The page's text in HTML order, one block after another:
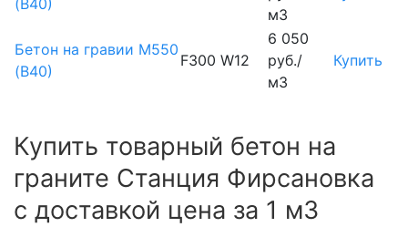
(В40)
м3
Бетон на гравии М550
(В40)
F300 W12
6 050
руб./
м3
Купить
Купить товарный бетон на
граните Станция Фирсановка
с доставкой цена за 1 м3